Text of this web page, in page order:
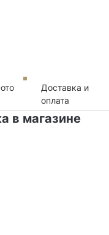
Доставка и
оплата
в магазине